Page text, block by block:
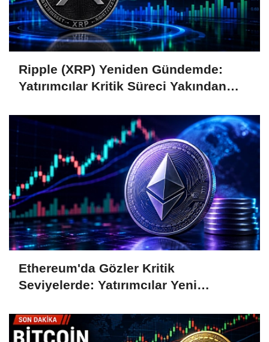
Ripple (XRP) Yeniden Gündemde:
Yatırımcılar Kritik Süreci Yakından
Ethereum'da Gözler Kritik
Seviyelerde: Yatırımcılar Yeni